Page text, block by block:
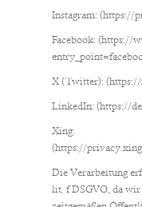
Instagram: (https://
Facebook: (https://
X (Twitter):
LinkedIn: (https://
Xing:
(https://
Die Verarbeitung
lit. f DSGVO, da wir